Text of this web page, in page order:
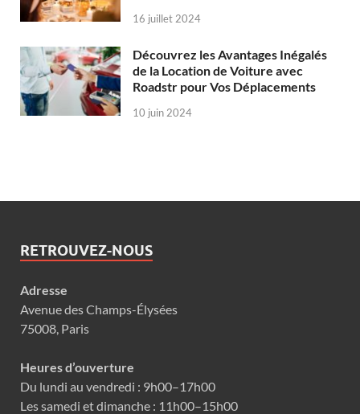
16 juillet 2024
Découvrez les Avantages Inégalés
de la Location de Voiture avec
Roadstr pour Vos Déplacements
10 juin 2024
RETROUVEZ-NOUS
Adresse
Avenue des Champs-Élysées
75008, Paris
Heures d’ouverture
Du lundi au vendredi : 9h00–17h00
Les samedi et dimanche : 11h00–15h00